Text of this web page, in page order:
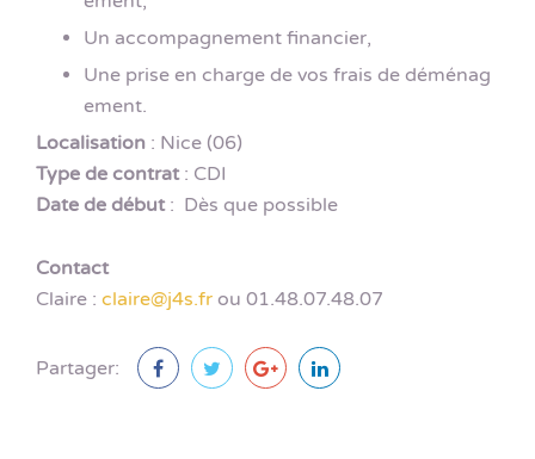
Un accompagnement financier,
Une prise en charge de vos frais de déménag
ement.
Localisation : Nice (06)
Type de contrat: CDI
Date de début: Dès que possible
Contact
Claire : claire@j4s.fr ou 01.48.07.48.07
Partager: